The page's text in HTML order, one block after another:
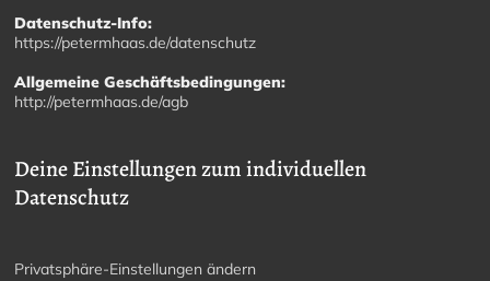
Datenschutz-Info:
https://petermhaas.de/datenschutz
Allgemeine Geschäftsbedingungen:
http://petermhaas.de/agb
Deine Einstellungen zum individuellen
Datenschutz
Privatsphäre-Einstellungen ändern